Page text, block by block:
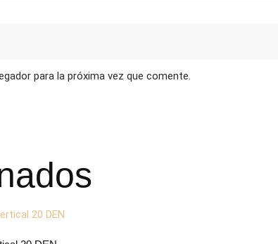
para la próxima vez que comente.